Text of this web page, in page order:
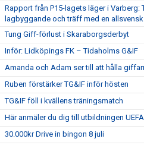
Rapport från P15-lagets läger i Varberg:
lagbyggande och träff med en
Tung Giff-förlust i Skaraborgsderbyt
Inför: Lidköpings FK – Tidaholms G&IF
Amanda och Adam ser till att hålla
Ruben förstärker TG&IF inför hösten
TG&IF föll i kvällens träningsmatch
Här anmäler du dig till utbildningen
30.000kr Drive in bingon 8 juli